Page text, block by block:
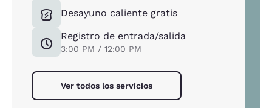
Desayuno caliente gratis
Registro de entrada/salida
3:00 PM / 12:00 PM
Ver todos los servicios